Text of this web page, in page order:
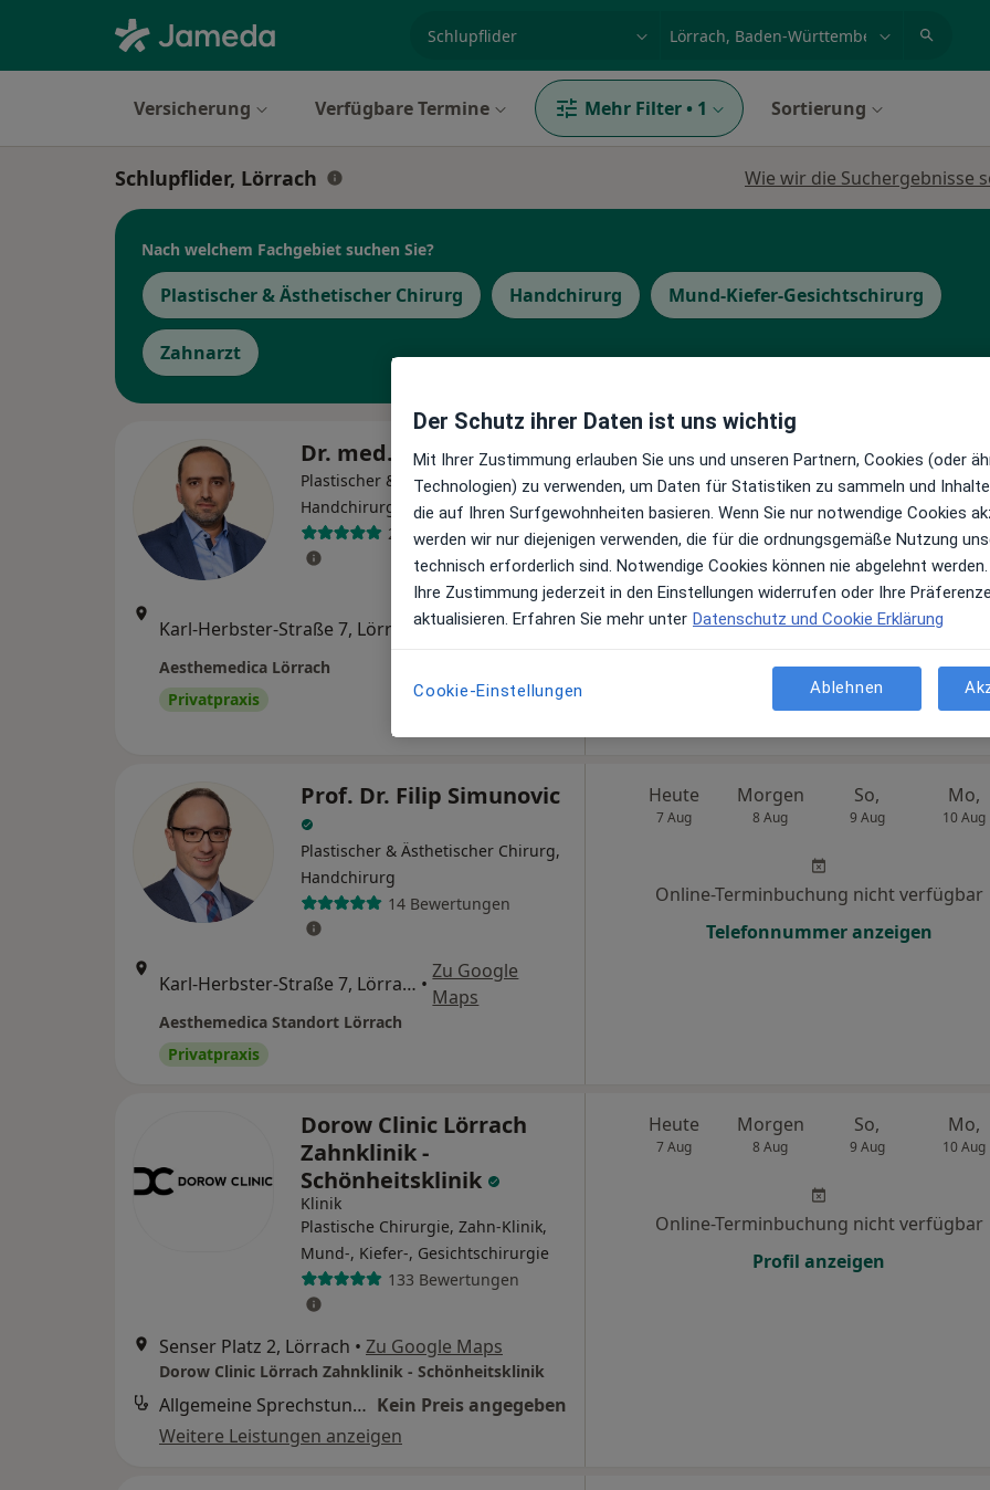
Versicherung Verfügbare Termine Mehr Filter • 1 Sortierung
Schlupflider, Lörrach Wie wir die Suchergebnisse
Nach welchem Fachgebiet suchen Sie?
Plastischer & Ästhetischer Chirurg Handchirurg Mund-Kiefer-Gesichtschirurg
Zahnarzt
Dr. med. Ziad Kalash
Plastischer & Ästhetischer Chirurg,
Handchirurg
24 Bewertungen
Karl-Herbster-Straße 7, Lörrach•
Zu Google
Aesthemedica Lörrach
Privatpraxis
Heute Morgen So, Mo,
Online-Terminbuchung nicht verfügbar
Terminanfrage senden
Prof. Dr. Filip Simunovic
Plastischer & Ästhetischer Chirurg,
Handchirurg
14 Bewertungen
Karl-Herbster-Straße 7, Lörrach •
Zu Google
Maps
Aesthemedica Standort Lörrach
Privatpraxis
Heute
7 Aug
Morgen
8 Aug
So,
9 Aug
Mo,
10 Aug
Online-Terminbuchung nicht verfügbar
Telefonnummer anzeigen
Dorow Clinic Lörrach
Zahnklinik -
Schönheitsklinik
Klinik
Plastische Chirurgie, Zahn-Klinik,
Mund-, Kiefer-, Gesichtschirurgie
133 Bewertungen
Senser Platz 2, Lörrach • Zu Google Maps
Dorow Clinic Lörrach Zahnklinik - Schönheitsklinik
Allgemeine Sprechstunde Kein Preis angegeben
Weitere Leistungen anzeigen
Heute
7 Aug
Morgen
8 Aug
So,
9 Aug
Mo,
10 Aug
Online-Terminbuchung nicht verfügbar
Profil anzeigen
Der Schutz ihrer Daten ist uns wichtig
Mit Ihrer Zustimmung erlauben Sie uns und unseren Partnern, Cookies (oder
Technologien) zu verwenden, um Daten für Statistiken zu sammeln und
die auf Ihren Surfgewohnheiten basieren. Wenn Sie nur notwendige Cookies
werden wir nur diejenigen verwenden, die für die ordnungsgemäße Nutzung
technisch erforderlich sind. Notwendige Cookies können nie abgelehnt werden.
Ihre Zustimmung jederzeit in den Einstellungen widerrufen oder Ihre
aktualisieren. Erfahren Sie mehr unter Datenschutz und Cookie Erklärung
Cookie-Einstellungen Ablehnen